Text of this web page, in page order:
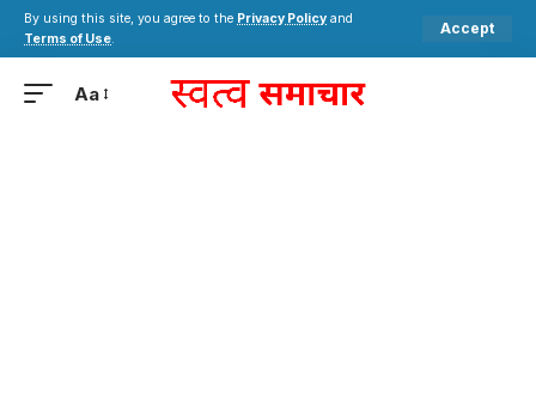
By using this site, you agree to the Privacy Policy and
Terms of Use.
Accept
Aa